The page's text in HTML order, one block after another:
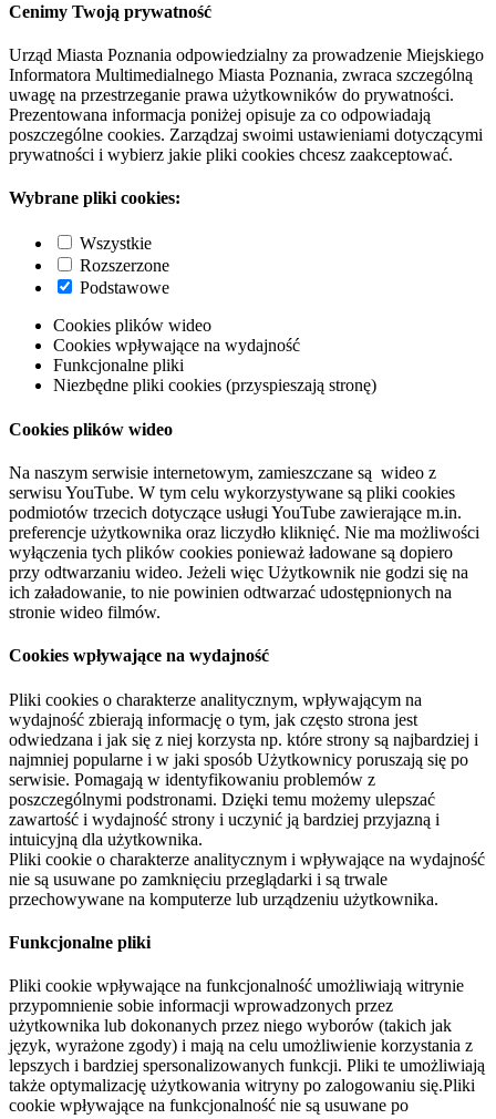
Cenimy Twoją prywatność
Urząd Miasta Poznania odpowiedzialny za prowadzenie Miejskiego
Informatora Multimedialnego Miasta Poznania, zwraca szczególną
uwagę na przestrzeganie prawa użytkowników do prywatności.
Prezentowana informacja poniżej opisuje za co odpowiadają
poszczególne cookies. Zarządzaj swoimi ustawieniami dotyczącymi
prywatności i wybierz jakie pliki cookies chcesz zaakceptować.
Wybrane pliki cookies:
Wszystkie
Rozszerzone
Podstawowe
Cookies plików wideo
Cookies wpływające na wydajność
Funkcjonalne pliki
Niezbędne pliki cookies (przyspieszają stronę)
Cookies plików wideo
Na naszym serwisie internetowym, zamieszczane są wideo z
serwisu YouTube. W tym celu wykorzystywane są pliki cookies
podmiotów trzecich dotyczące usługi YouTube zawierające m.in.
preferencje użytkownika oraz liczydło kliknięć. Nie ma możliwości
wyłączenia tych plików cookies ponieważ ładowane są dopiero
przy odtwarzaniu wideo. Jeżeli więc Użytkownik nie godzi się na
ich załadowanie, to nie powinien odtwarzać udostępnionych na
stronie wideo filmów.
Cookies wpływające na wydajność
Pliki cookies o charakterze analitycznym, wpływającym na
wydajność zbierają informację o tym, jak często strona jest
odwiedzana i jak się z niej korzysta np. które strony są najbardziej i
najmniej popularne i w jaki sposób Użytkownicy poruszają się po
serwisie. Pomagają w identyfikowaniu problemów z
poszczególnymi podstronami. Dzięki temu możemy ulepszać
zawartość i wydajność strony i uczynić ją bardziej przyjazną i
intuicyjną dla użytkownika.
Pliki cookie o charakterze analitycznym i wpływające na wydajność
nie są usuwane po zamknięciu przeglądarki i są trwale
przechowywane na komputerze lub urządzeniu użytkownika.
Funkcjonalne pliki
Pliki cookie wpływające na funkcjonalność umożliwiają witrynie
przypomnienie sobie informacji wprowadzonych przez
użytkownika lub dokonanych przez niego wyborów (takich jak
język, wyrażone zgody) i mają na celu umożliwienie korzystania z
lepszych i bardziej spersonalizowanych funkcji. Pliki te umożliwiają
także optymalizację użytkowania witryny po zalogowaniu się.Pliki
cookie wpływające na funkcjonalność nie są usuwane po